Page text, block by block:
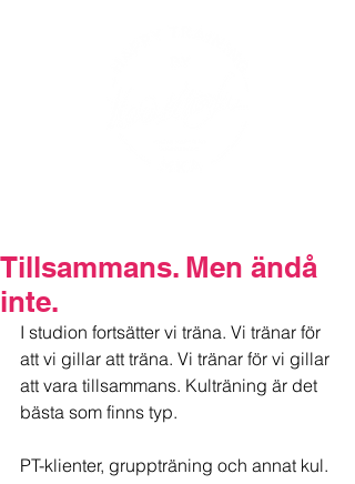
Tillsammans. Men ändå
inte.
I studion fortsätter vi träna. Vi tränar för
att vi gillar att träna. Vi tränar för vi gillar
att vara tillsammans. Kulträning är det
bästa som finns typ.
PT-klienter, gruppträning och annat kul.